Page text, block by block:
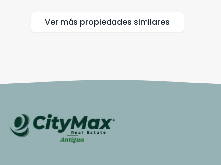
Ver más propiedades similares